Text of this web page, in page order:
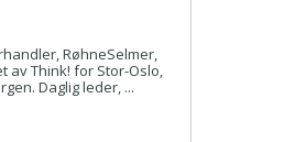
RøhneSelmer,
av Think! for Stor-Oslo,
Daglig leder, ...